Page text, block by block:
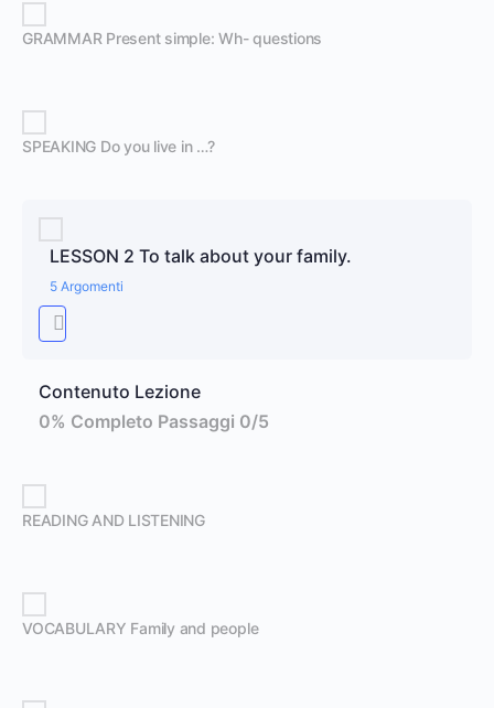
GRAMMAR Present simple: Wh- questions
SPEAKING Do you live in …?
LESSON 2 To talk about your family.
5 Argomenti
Contenuto Lezione
0% Completo Passaggi 0/5
READING AND LISTENING
VOCABULARY Family and people